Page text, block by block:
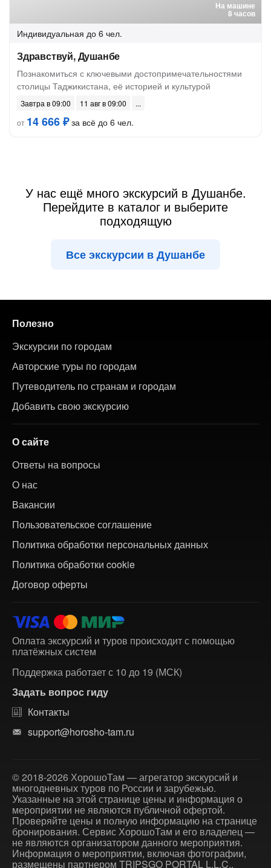
На машине
8 часов
Индивидуальная до 6 чел.
Здравствуй, Душанбе
Познакомиться с ключевыми достопримечательностями
столицы Таджикистана, её историей и культурой
Завтра в 09:00
11 авг в 09:00
от 14 666 ₽за всё до 6 чел.
У нас ещё много экскурсий в Душанбе.
Перейдите в каталог и выберите
подходящую
Все экскурсии в Душанбе
Полезно
Экскурсии по городам
Авторские туры по городам
Путеводитель по странам и городам
Добавить свою экскурсию
О сайте
Ответы на вопросы
О нас
Вакансии
Пользовательское соглашение
Политика обработки персональных данных
Политика обработки cookie
Договор оферты
Оплата экскурсий и туров происходит с помощью
платёжных систем
Поддержка работает с 10 до 19 (МСК)
Задать вопрос гиду
Контакты
support@horosho-tam.ru
© 2018-2026 ХорошоТам — агрегатор экскурсий и
многодневных туров по России и зарубежью.
Указанные на этой странице цены и информация о
мероприятии не являются публичной офертой.
Проверяйте цены и полную информацию на странице
бронирования. Сервис ХорошоТам и его владелец —
не являются организатором данного мероприятия.
Информация о мероприятии, включая фотографии,
размещены партнером TRIPSGO PORTAL L.L.C.,